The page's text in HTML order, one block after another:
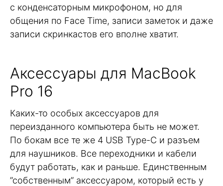
с конденсаторным микрофоном, но для
общения по Face Time, записи заметок и даже
записи скринкастов его вполне хватит.
Аксессуары для MacBook
Pro 16
Каких-то особых аксессуаров для
переизданного компьютера быть не может.
По бокам все те же 4 USB Type-С и разъем
для наушников. Все переходники и кабели
будут работать, как и раньше. Единственным
”собственным” аксессуаром, который есть у